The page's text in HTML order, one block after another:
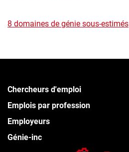
8 domaines de génie sous-estimés
Chercheurs d'emploi
Emplois par profession
Employeurs
Génie-inc